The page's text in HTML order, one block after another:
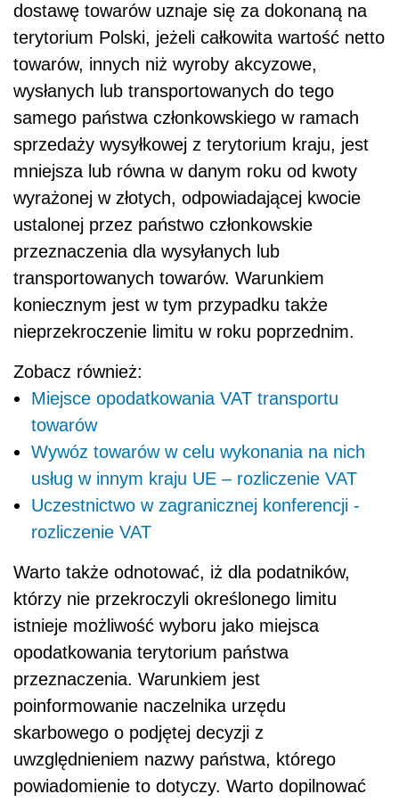
dostawę towarów uznaje się za dokonaną na
terytorium Polski, jeżeli całkowita wartość netto
towarów, innych niż wyroby akcyzowe,
wysłanych lub transportowanych do tego
samego państwa członkowskiego w ramach
sprzedaży wysyłkowej z terytorium kraju, jest
mniejsza lub równa w danym roku od kwoty
wyrażonej w złotych, odpowiadającej kwocie
ustalonej przez państwo członkowskie
przeznaczenia dla wysyłanych lub
transportowanych towarów. Warunkiem
koniecznym jest w tym przypadku także
nieprzekroczenie limitu w roku poprzednim.
Zobacz również:
Miejsce opodatkowania VAT transportu
towarów
Wywóz towarów w celu wykonania na nich
usług w innym kraju UE – rozliczenie VAT
Uczestnictwo w zagranicznej konferencji -
rozliczenie VAT
Warto także odnotować, iż dla podatników,
którzy nie przekroczyli określonego limitu
istnieje możliwość wyboru jako miejsca
opodatkowania terytorium państwa
przeznaczenia. Warunkiem jest
poinformowanie naczelnika urzędu
skarbowego o podjętej decyzji z
uwzględnieniem nazwy państwa, którego
powiadomienie to dotyczy. Warto dopilnować